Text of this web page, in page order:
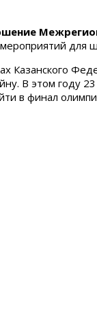
для
Казанского
В этом году
в финал